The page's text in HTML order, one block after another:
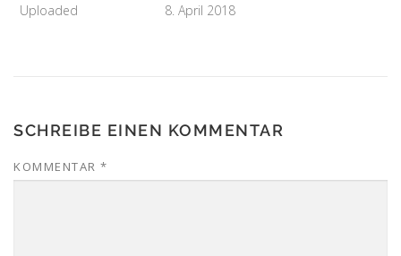
Uploaded
8. April 2018
SCHREIBE EINEN KOMMENTAR
KOMMENTAR *